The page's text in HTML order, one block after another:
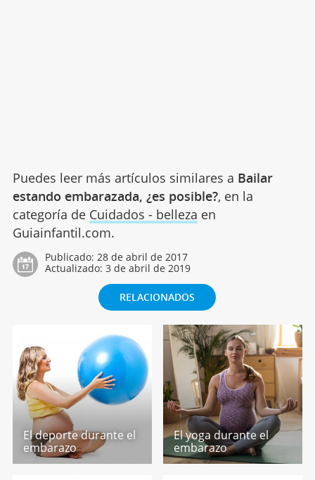
Puedes leer más artículos similares a Bailar
estando embarazada, ¿es posible?, en la
categoría de Cuidados - belleza en
Guiainfantil.com.
Publicado: 28 de abril de 2017
Actualizado: 3 de abril de 2019
RELACIONADOS
El deporte durante el
embarazo
El yoga durante el
embarazo